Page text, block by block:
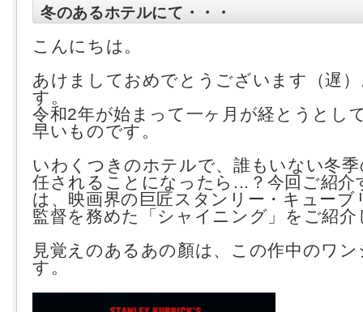
冬のあるホテルにて・・・
こんにちは。
あけましておめでとうございます（遅
す。
令和2年が始まって一ヶ月が経とうとし
早いものです。
いわくつきのホテルで、誰もいない冬
任されることになったら...？ 今回ご紹介
は、映画界の巨匠スタンリー・キューブ
監督を務めた「シャイニング」をご紹介
見覚えのあるあの顏は、この作中のワ
す。